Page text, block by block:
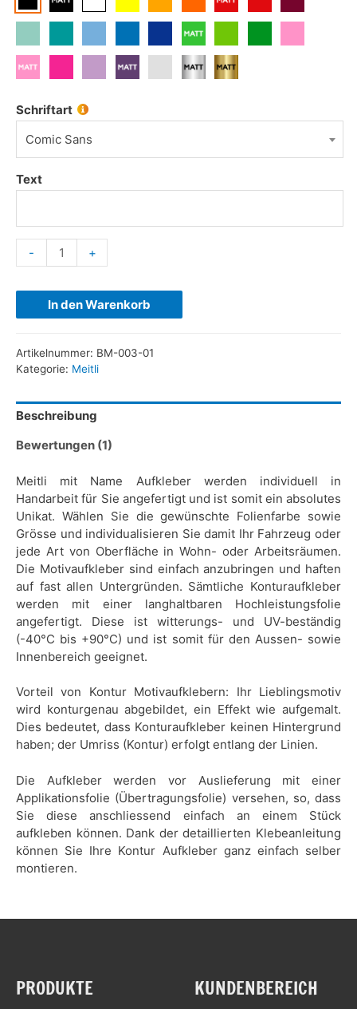
Schriftart
Comic Sans
Text
- +
In den Warenkorb
Artikelnummer: BM-003-01
Kategorie: Meitli
Beschreibung
Bewertungen (1)
Meitli mit Name Aufkleber werden individuell in
Handarbeit für Sie angefertigt und ist somit ein absolutes
Unikat. Wählen Sie die gewünschte Folienfarbe sowie
Grösse und individualisieren Sie damit Ihr Fahrzeug oder
jede Art von Oberfläche in Wohn- oder Arbeitsräumen.
Die Motivaufkleber sind einfach anzubringen und haften
auf fast allen Untergründen. Sämtliche Konturaufkleber
werden mit einer langhaltbaren Hochleistungsfolie
angefertigt. Diese ist witterungs- und UV-beständig
(-40°C bis +90°C) und ist somit für den Aussen- sowie
Innenbereich geeignet.
Vorteil von Kontur Motivaufklebern: Ihr Lieblingsmotiv
wird konturgenau abgebildet, ein Effekt wie aufgemalt.
Dies bedeutet, dass Konturaufkleber keinen Hintergrund
haben; der Umriss (Kontur) erfolgt entlang der Linien.
Die Aufkleber werden vor Auslieferung mit einer
Applikationsfolie (Übertragungsfolie) versehen, so, dass
Sie diese anschliessend einfach an einem Stück
aufkleben können. Dank der detaillierten Klebeanleitung
können Sie Ihre Kontur Aufkleber ganz einfach selber
montieren.
PRODUKTE KUNDENBEREICH